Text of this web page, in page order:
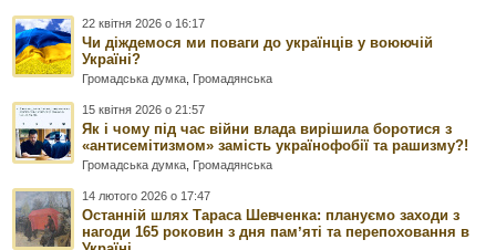
22 квітня 2026 о 16:17
Чи діждемося ми поваги до українців у воюючій
Україні?
Громадська думка Громадянська
15 квітня 2026 о 21:57
Як і чому під час війни влада вирішила боротися з
«антисемітизмом» замість українофобії та рашизму?!
Громадська думка Громадянська
14 лютого 2026 о 17:47
Останній шлях Тараса Шевченка: плануємо заходи з
нагоди 165 роковин з дня памʼяті та перепоховання в